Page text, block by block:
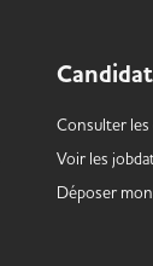
Candidat
Consulter les
Voir les
Déposer